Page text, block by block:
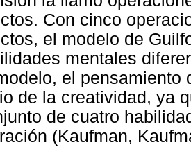
Con cinco
el modelo de
mentales
el pensamiento
de la creatividad, ya
de cuatro
(Kaufman,